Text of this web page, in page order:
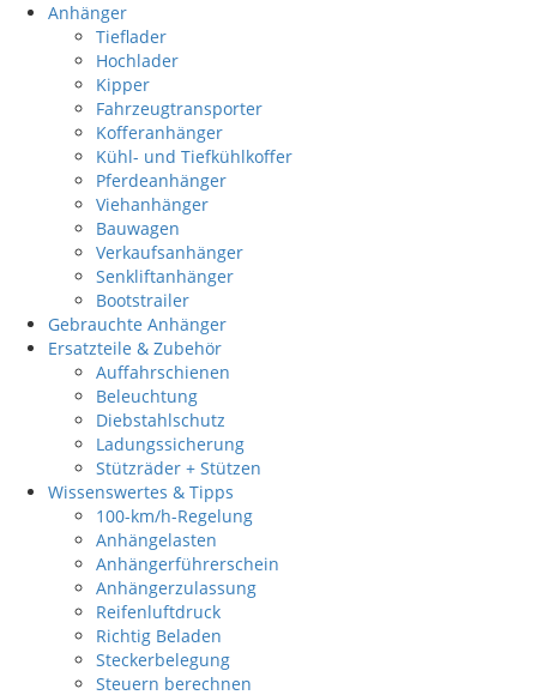
Anhänger
Tieflader
Hochlader
Kipper
Fahrzeugtransporter
Kofferanhänger
Kühl- und Tiefkühlkoffer
Pferdeanhänger
Viehanhänger
Bauwagen
Verkaufsanhänger
Senkliftanhänger
Bootstrailer
Gebrauchte Anhänger
Ersatzteile & Zubehör
Auffahrschienen
Beleuchtung
Diebstahlschutz
Ladungssicherung
Stützräder + Stützen
Wissenswertes & Tipps
100-km/h-Regelung
Anhängelasten
Anhängerführerschein
Anhängerzulassung
Reifenluftdruck
Richtig Beladen
Steckerbelegung
Steuern berechnen